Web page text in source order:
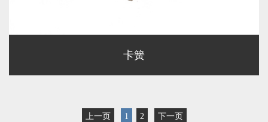
卡簧
上一页 1 2 下一页